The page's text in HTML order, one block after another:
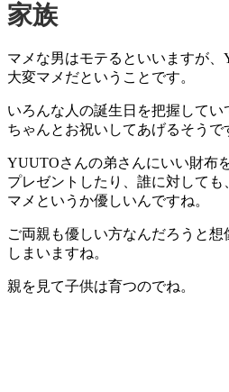
家族
マメな男はモテるといいますが、
大変マメだということです。
いろんな人の誕生日を把握してい
ちゃんとお祝いしてあげるそうで
YUUTOさんの弟さんにいい財布
プレゼントしたり、誰に対しても
マメというか優しいんですね。
ご両親も優しい方なんだろうと想
しまいますね。
親を見て子供は育つのでね。